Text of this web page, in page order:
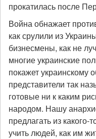
прокатилась после
Война обнажает
как срулили из
бизнесмены, как не
многие украинские
покажет украинскому
представители так
готовые ни к каким
народом. Нашу
предлагать из какого-
учить людей, как им